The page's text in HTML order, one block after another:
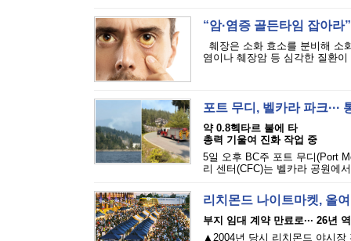
“암·염증 골든타임 잡아라
췌장은 소화 효소를 분비해 소
염이나 췌장암 등 심각한 질환
포트 무디, 벨카라 파크···
약 0.8헥타르 불에 타
총력 기울여 진화 작업 중
5일 오후 BC주 포트 무디(Port
리 센터(CFC)는 벨카라 공원에
리치몬드 나이트마켓, 올
부지 임대 계약 만료로··· 26년
▲2004년 당시 리치몬드 야시장